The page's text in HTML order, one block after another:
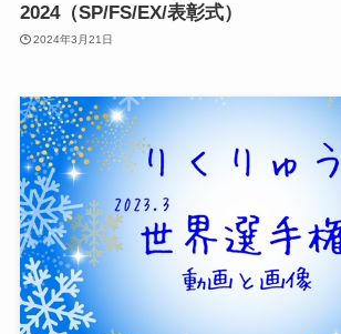
2024（SP/FS/EX/表彰式）
2024年3月21日